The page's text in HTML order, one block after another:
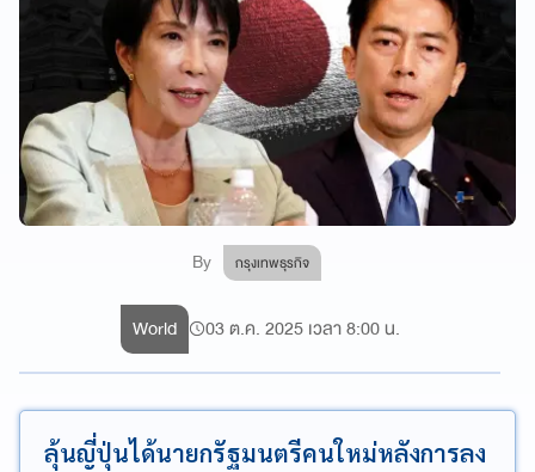
By กรุงเทพธุรกิจ
World 03 ต.ค. 2025 เวลา 8:00 น.
ลุ้นญี่ปุ่นได้นายกรัฐมนตรีคนใหม่หลังการลง